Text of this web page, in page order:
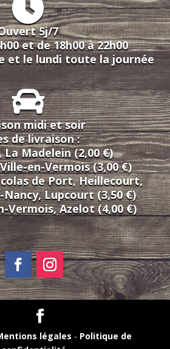
5j/7
et de 18h00 à 22h00
et le lundi toute la journée
midi et soir
de livraison :
Madelein (2,00 €)
en-Vermois (3,00 €)
de Port, Heillecourt,
Lupcourt (3,50 €)
Vermois, Azelot (4,00 €)
légales - Politique de